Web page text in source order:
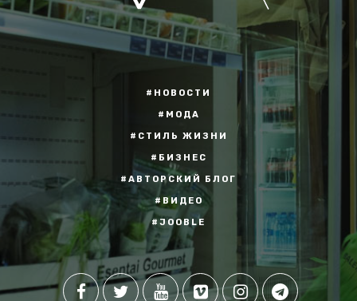
#НОВОСТИ
#МОДА
#СТИЛЬ ЖИЗНИ
#БИЗНЕС
#АВТОРСКИЙ БЛОГ
#ВИДЕО
#JOOBLE